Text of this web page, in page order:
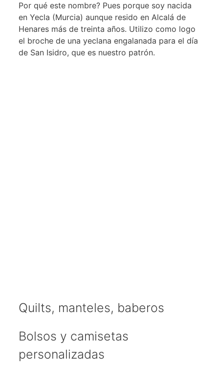
Por qué este nombre? Pues porque soy nacida
en Yecla (Murcia) aunque resido en Alcalá de
Henares más de treinta años. Utilizo como logo
el broche de una yeclana engalanada para el día
de San Isidro, que es nuestro patrón.
Quilts, manteles, baberos
Bolsos y camisetas
personalizadas